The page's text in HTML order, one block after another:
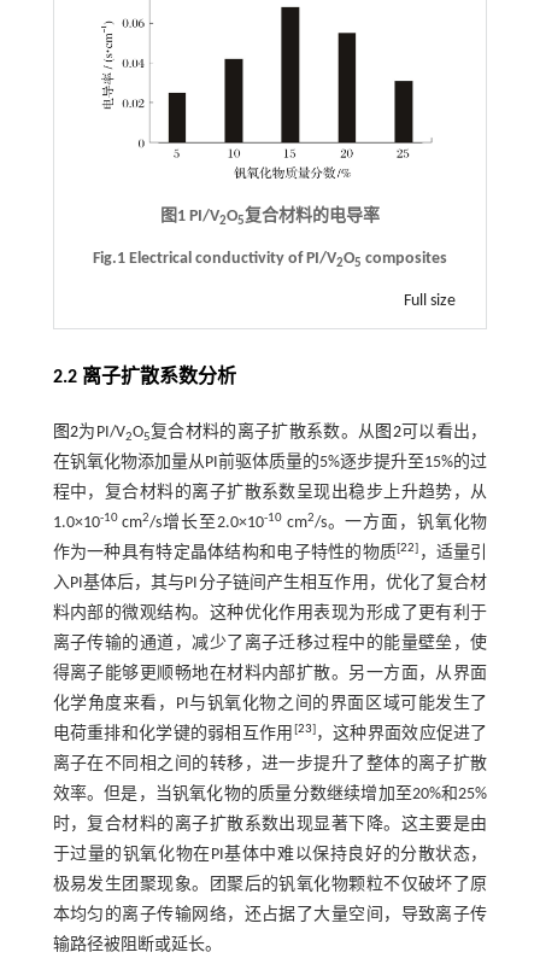
图1 PI/V2O5复合材料的电导率
Fig.1 Electrical conductivity of PI/V2O5 composites
Full size
2.2 离子扩散系数分析
图2为PI/V2O5复合材料的离子扩散系数。从 图2可以看出，
在钒氧化物添加量从PI前驱体质量的5%逐步提升至15%的过
程中，复合材料的离子扩散系数呈现出稳步上升趋势，从
1.0×10-10cm2/s增长至2.0×10-10cm2/s。一方面，钒氧化物
作为一种具有特定晶体结构和电子特性的物质[22] ，适量引
入PI基体后，其与PI分子链间产生相互作用，优化了复合材
料内部的微观结构。这种优化作用表现为形成了更有利于
离子传输的通道，减少了离子迁移过程中的能量壁垒，使
得离子能够更顺畅地在材料内部扩散。另一方面，从界面
化学角度来看，PI与钒氧化物之间的界面区域可能发生了
电荷重排和化学键的弱相互作用 [23]，这种界面效应促进了
离子在不同相之间的转移，进一步提升了整体的离子扩散
效率。但是，当钒氧化物的质量分数继续增加至20%和25%
时，复合材料的离子扩散系数出现显著下降。这主要是由
于过量的钒氧化物在PI基体中难以保持良好的分散状态，
极易发生团聚现象。团聚后的钒氧化物颗粒不仅破坏了原
本均匀的离子传输网络，还占据了大量空间，导致离子传
输路径被阻断或延长。